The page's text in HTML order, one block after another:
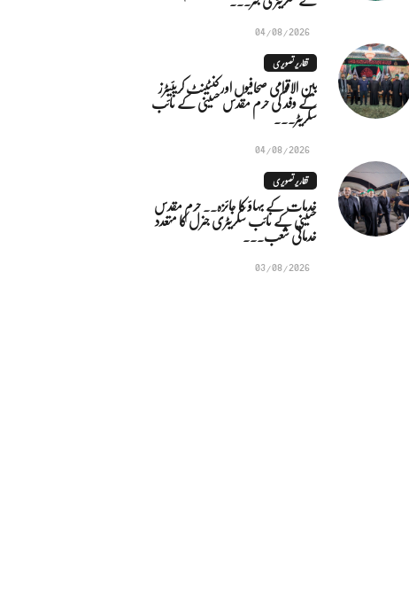
04/08/2026
تقاریر تصویری
بین الاقوامی صحافیوں اور کنٹینٹ کریئیٹرز
کے وفد کی حرم مقدس حسینی کے نائب
سکریٹر...
04/08/2026
تقاریر تصویری
خدمات کے بہاؤ کا جائزہ.. حرم مقدس
حسینی کے نائب سکریٹری جنرل کا متعدد
خدماتی شعب...
03/08/2026